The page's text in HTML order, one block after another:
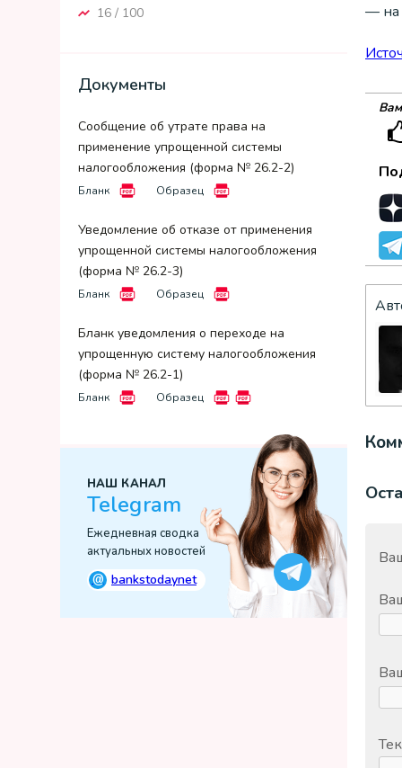
16 / 100
Документы
Сообщение об утрате права на
применение упрощенной системы
налогообложения (форма № 26.2-2)
Бланк Образец
Уведомление об отказе от применения
упрощенной системы налогообложения
(форма № 26.2-3)
Бланк Образец
Бланк уведомления о переходе на
упрощенную систему налогообложения
(форма № 26.2-1)
Бланк Образец
НАШ КАНАЛ
Telegram
Ежедневная сводка
актуальных новостей
@ bankstodaynet
— на